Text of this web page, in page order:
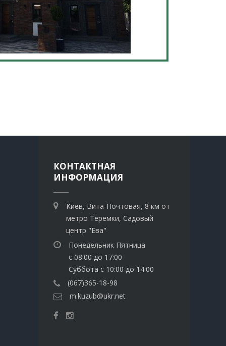
КОНТАКТНАЯ
ИНФОРМАЦИЯ
Киев, Вита-Почтовая, 8 км от
метро Теремки, Садовый
центр "Ева"
Понедельник Пятница
с 08:00 до 17:00
Суббота с 10:00 до 14:00
(067)365-18-98
m.kuzub@ukr.net